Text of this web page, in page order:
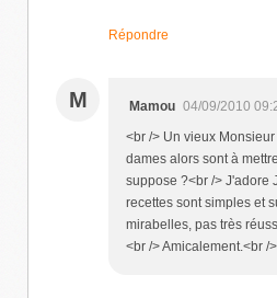
Répondre
M Mamou 04/09/2010
<br /> Un vieux
dames alors sont à
suppose ?<br /> J'adore
recettes sont simples et
mirabelles, pas très
<br /> Amicalement.<br /